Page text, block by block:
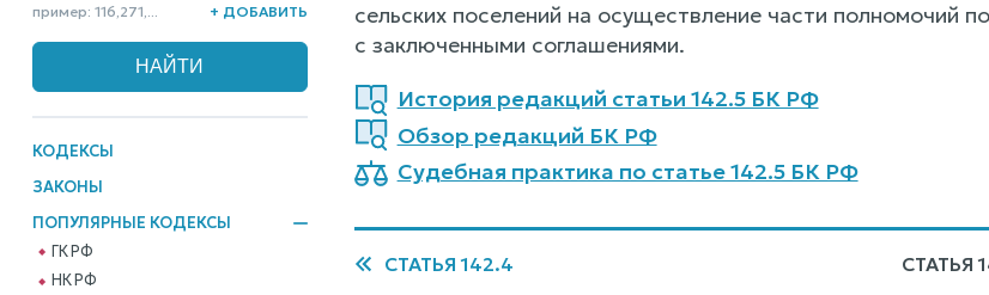
пример: 116,271,... + ДОБАВИТЬ
КОДЕКСЫ
ЗАКОНЫ
ПОПУЛЯРНЫЕ КОДЕКСЫ
ГК РФ
НК РФ
сельских поселений на осуществление части полномочий
с заключенными соглашениями.
История редакций статьи 142.5 БК РФ
Обзор редакций БК РФ
Судебная практика по статье 142.5 БК РФ
СТАТЬЯ 142.4 СТАТЬЯ